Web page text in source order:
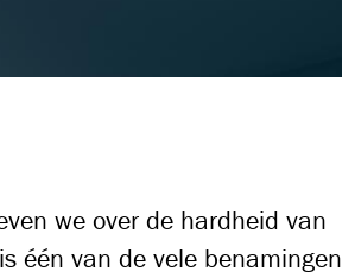
we over de hardheid van
één van de vele benamingen